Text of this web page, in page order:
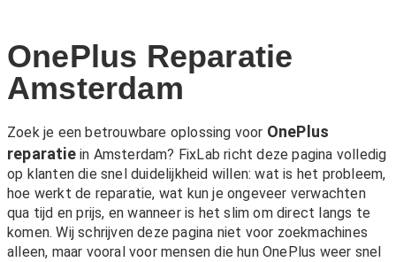
OnePlus Reparatie
Amsterdam
Zoek je een betrouwbare oplossing voor OnePlus
reparatiein Amsterdam? FixLab richt deze pagina volledig
op klanten die snel duidelijkheid willen: wat is het probleem,
hoe werkt de reparatie, wat kun je ongeveer verwachten
qua tijd en prijs, en wanneer is het slim om direct langs te
komen. Wij schrijven deze pagina niet voor zoekmachines
alleen, maar vooral voor mensen die hun OnePlus weer snel